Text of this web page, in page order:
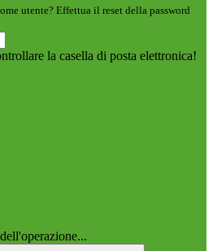
utente? Effettua il reset della password
la casella di posta elettronica!